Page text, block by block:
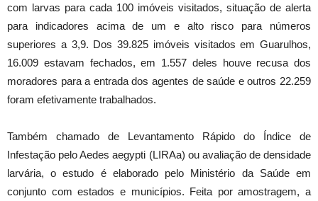
com larvas para cada 100 imóveis visitados, situação de alerta
para indicadores acima de um e alto risco para números
superiores a 3,9. Dos 39.825 imóveis visitados em Guarulhos,
16.009 estavam fechados, em 1.557 deles houve recusa dos
moradores para a entrada dos agentes de saúde e outros 22.259
foram efetivamente trabalhados.
Também chamado de Levantamento Rápido do Índice de
Infestação pelo Aedes aegypti (LIRAa) ou avaliação de densidade
larvária, o estudo é elaborado pelo Ministério da Saúde em
conjunto com estados e municípios. Feita por amostragem, a